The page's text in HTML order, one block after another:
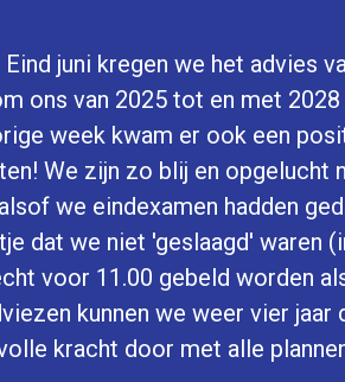
juni kregen we het advies
ons van 2025 tot en met
week kwam er ook een
We zijn zo blij en opgelucht
we eindexamen hadden
dat we niet 'geslaagd' waren
voor 11.00 gebeld worden
kunnen we weer vier jaar
kracht door met alle